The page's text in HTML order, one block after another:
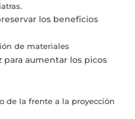
los beneficios
de materiales
para aumentar los picos
de la frente a la proyección